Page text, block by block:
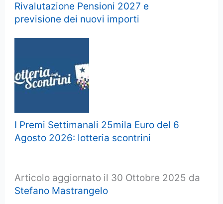
Rivalutazione Pensioni 2027 e
previsione dei nuovi importi
I Premi Settimanali 25mila Euro del 6
Agosto 2026: lotteria scontrini
Articolo aggiornato il 30 Ottobre 2025 da
Stefano Mastrangelo